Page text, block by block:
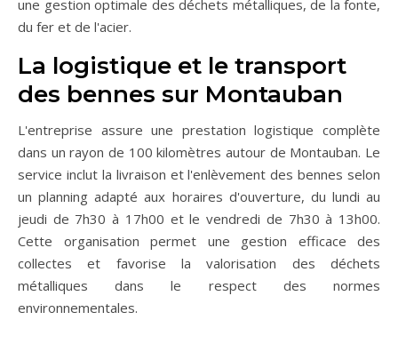
une gestion optimale des déchets métalliques, de la fonte,
du fer et de l'acier.
La logistique et le transport
des bennes sur Montauban
L'entreprise assure une prestation logistique complète
dans un rayon de 100 kilomètres autour de Montauban. Le
service inclut la livraison et l'enlèvement des bennes selon
un planning adapté aux horaires d'ouverture, du lundi au
jeudi de 7h30 à 17h00 et le vendredi de 7h30 à 13h00.
Cette organisation permet une gestion efficace des
collectes et favorise la valorisation des déchets
métalliques dans le respect des normes
environnementales.